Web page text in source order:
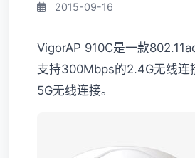
2015-09-16
VigorAP 910C是一款
支持300Mbps的2.4G无线连
5G无线连接。